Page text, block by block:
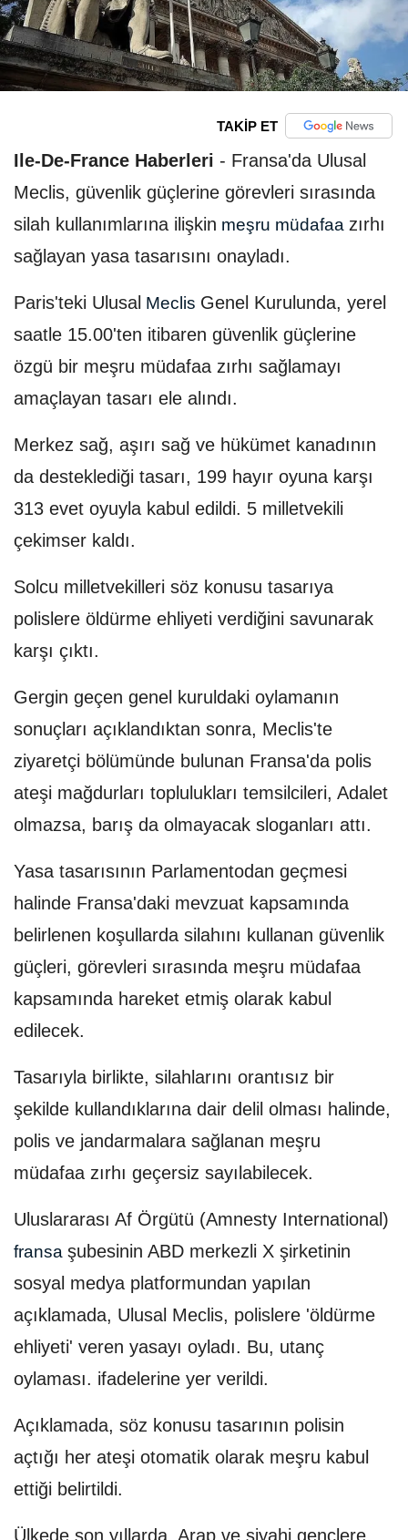
TAKİP ET
Ile-De-France Haberleri - Fransa'da Ulusal
Meclis, güvenlik güçlerine görevleri sırasında
silah kullanımlarına ilişkin meşru müdafaa zırhı
sağlayan yasa tasarısını onayladı.
Paris'teki Ulusal Meclis Genel Kurulunda, yerel
saatle 15.00'ten itibaren güvenlik güçlerine
özgü bir meşru müdafaa zırhı sağlamayı
amaçlayan tasarı ele alındı.
Merkez sağ, aşırı sağ ve hükümet kanadının
da desteklediği tasarı, 199 hayır oyuna karşı
313 evet oyuyla kabul edildi. 5 milletvekili
çekimser kaldı.
Solcu milletvekilleri söz konusu tasarıya
polislere öldürme ehliyeti verdiğini savunarak
karşı çıktı.
Gergin geçen genel kuruldaki oylamanın
sonuçları açıklandıktan sonra, Meclis'te
ziyaretçi bölümünde bulunan Fransa'da polis
ateşi mağdurları toplulukları temsilcileri, Adalet
olmazsa, barış da olmayacak sloganları attı.
Yasa tasarısının Parlamentodan geçmesi
halinde Fransa'daki mevzuat kapsamında
belirlenen koşullarda silahını kullanan güvenlik
güçleri, görevleri sırasında meşru müdafaa
kapsamında hareket etmiş olarak kabul
edilecek.
Tasarıyla birlikte, silahlarını orantısız bir
şekilde kullandıklarına dair delil olması halinde,
polis ve jandarmalara sağlanan meşru
müdafaa zırhı geçersiz sayılabilecek.
Uluslararası Af Örgütü (Amnesty International)
fransa şubesinin ABD merkezli X şirketinin
sosyal medya platformundan yapılan
açıklamada, Ulusal Meclis, polislere 'öldürme
ehliyeti' veren yasayı oyladı. Bu, utanç
oylaması. ifadelerine yer verildi.
Açıklamada, söz konusu tasarının polisin
açtığı her ateşi otomatik olarak meşru kabul
ettiği belirtildi.
Ülkede son yıllarda, Arap ve siyahi gençlere